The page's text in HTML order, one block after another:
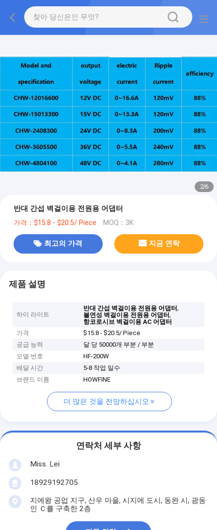
2/6
반대 간섭 벽걸이용 전원용 어댑터
가격：$15.8 - $20.5/ Piece MOQ：3K
최고의 가격 지금 연락
제품 설명
하이 라이트
반대 간섭 벽걸이용 전원용 어댑터,
불연성 벽걸이용 전원용 어댑터,
항코로시브 벽걸이용 AC 어댑터
가격
$15.8 - $20.5/ Piece
공급 능력
달 당 50000개 부분 / 부분
모델 번호
HF-200W
배달 시간
5-8 작업 일수
브랜드 이름
HOWFINE
더 많은 것을 전망하십시오
연락처 세부 사항
Miss. Lei
18929192705
지에왕 공업 지구, 산우 마을, 시지에 도시, 동완 시, 광동
인 Ｃ를 구축한 2층